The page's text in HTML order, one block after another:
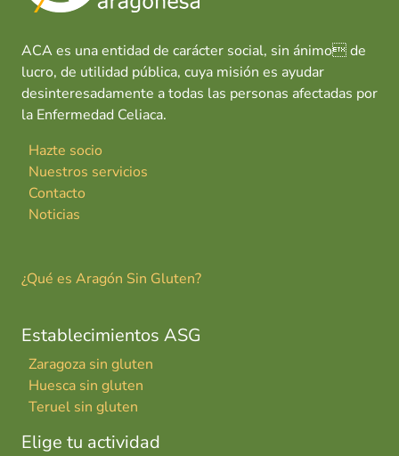
ACA es una entidad de carácter social, sin ánimo de
lucro, de utilidad pública, cuya misión es ayudar
desinteresadamente a todas las personas afectadas por
la Enfermedad Celiaca.
Hazte socio
Nuestros servicios
Contacto
Noticias
¿Qué es Aragón Sin Gluten?
Establecimientos ASG
Zaragoza sin gluten
Huesca sin gluten
Teruel sin gluten
Elige tu actividad